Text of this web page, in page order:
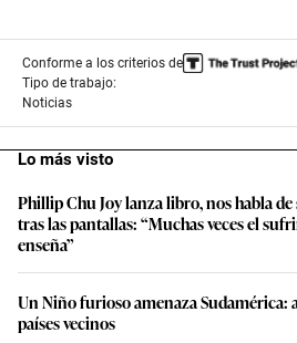
Conforme a los criterios de
Tipo de trabajo:
Noticias
Lo más visto
Phillip Chu Joy lanza libro, nos habla
tras las pantallas: “Muchas veces el
enseña”
Un Niño furioso amenaza Sudamérica:
países vecinos